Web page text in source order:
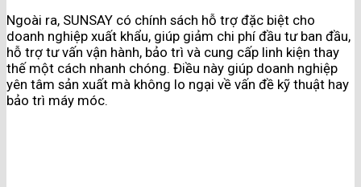
Ngoài ra, SUNSAY có chính sách hỗ trợ đặc biệt cho
doanh nghiệp xuất khẩu, giúp giảm chi phí đầu tư ban đầu,
hỗ trợ tư vấn vận hành, bảo trì và cung cấp linh kiện thay
thế một cách nhanh chóng. Điều này giúp doanh nghiệp
yên tâm sản xuất mà không lo ngại về vấn đề kỹ thuật hay
bảo trì máy móc.